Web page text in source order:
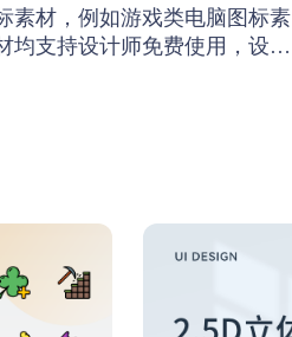
素材，例如游戏类电脑图标素
均支持设计师免费使用，设计